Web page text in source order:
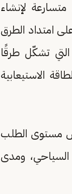
متسارعة لإنشاء
امتداد الطرق
التي تشكّل طرقًا
الاستيعابية
مستوى الطلب
السياحي، ومدى